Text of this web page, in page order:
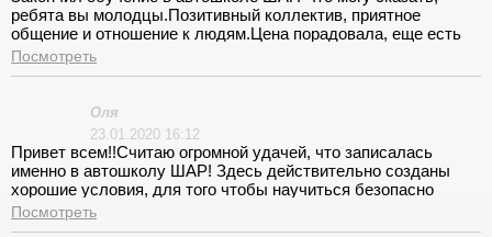
ребята вы молодцы.Позитивный коллектив, приятное
общение и отношение к людям.Цена порадовала, еще есть
возможность оплаты по частям.Брал стандартный курс на
механике.Теория проходила интересно, с юмором и
рассказывал, время занятий проходили без задержки, и
проводились полностью.Хватило часов вождения
сполна.Экзамены сдал сразу с первого раза.
Посмотреть
Оля
23.01.2020 16:12
Привет всем!!Считаю огромной удачей, что записалась
именно в автошколу ШАР! Здесь действительно созданы
хорошие условия, для того чтобы научиться безопасно
водить автомобиль!Лекции преподавал Виктор, рассказывал
интересно, много разных дорожных ситуаций
Посмотреть